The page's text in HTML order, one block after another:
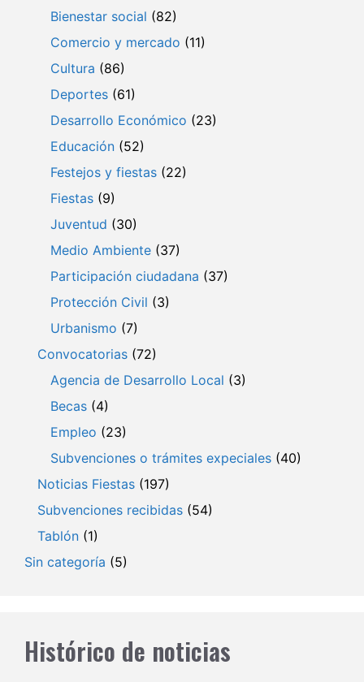
Bienestar social (82)
Comercio y mercado (11)
Cultura (86)
Deportes (61)
Desarrollo Económico (23)
Educación (52)
Festejos y fiestas (22)
Fiestas (9)
Juventud (30)
Medio Ambiente (37)
Participación ciudadana (37)
Protección Civil (3)
Urbanismo (7)
Convocatorias (72)
Agencia de Desarrollo Local (3)
Becas (4)
Empleo (23)
Subvenciones o trámites expeciales (40)
Noticias Fiestas (197)
Subvenciones recibidas (54)
Tablón (1)
Sin categoría (5)
Histórico de noticias